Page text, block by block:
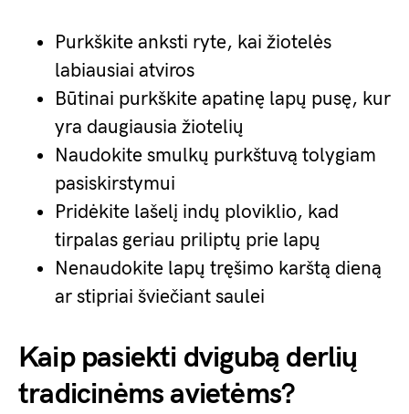
Purkškite anksti ryte, kai žiotelės
labiausiai atviros
Būtinai purkškite apatinę lapų pusę, kur
yra daugiausia žiotelių
Naudokite smulkų purkštuvą tolygiam
pasiskirstymui
Pridėkite lašelį indų ploviklio, kad
tirpalas geriau priliptų prie lapų
Nenaudokite lapų tręšimo karštą dieną
ar stipriai šviečiant saulei
Kaip pasiekti dvigubą derlių
tradicinėms avietėms?